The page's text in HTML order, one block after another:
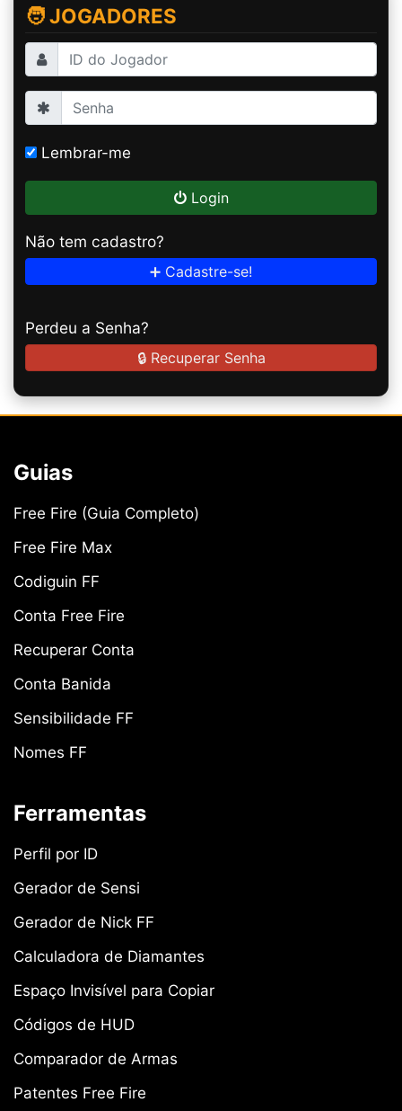
🧑 JOGADORES
Lembrar-me
Login
Não tem cadastro?
➕ Cadastre-se!
Perdeu a Senha?
🔒 Recuperar Senha
Guias
Free Fire (Guia Completo)
Free Fire Max
Codiguin FF
Conta Free Fire
Recuperar Conta
Conta Banida
Sensibilidade FF
Nomes FF
Ferramentas
Perfil por ID
Gerador de Sensi
Gerador de Nick FF
Calculadora de Diamantes
Espaço Invisível para Copiar
Códigos de HUD
Comparador de Armas
Patentes Free Fire